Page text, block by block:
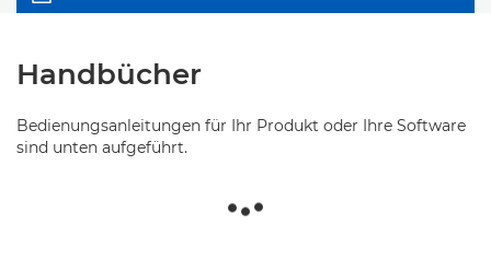
Handbücher
Bedienungsanleitungen für Ihr Produkt oder Ihre Software
sind unten aufgeführt.